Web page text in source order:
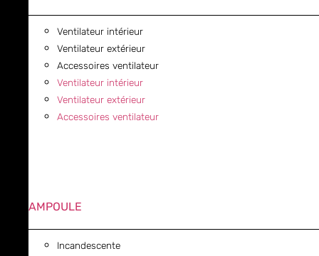
Ventilateur intérieur
Ventilateur extérieur
Accessoires ventilateur
Ventilateur intérieur
Ventilateur extérieur
Accessoires ventilateur
AMPOULE
Incandescente